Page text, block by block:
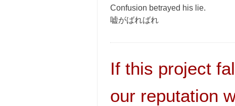
Confusion betrayed his lie.
嘘がばればれ
If this project
our reputation